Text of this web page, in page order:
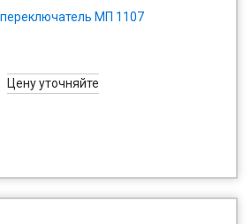
МП 1107
Цену уточняйте